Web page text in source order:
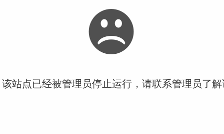
站点已经被管理员停止运行，请联系管理员了